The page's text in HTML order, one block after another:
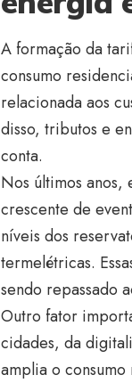
A formação da
consumo
relacionada aos
disso, tributos e
conta.
Nos últimos
crescente de
níveis dos
termelétricas.
sendo repassado
Outro fator
cidades, da
amplia o